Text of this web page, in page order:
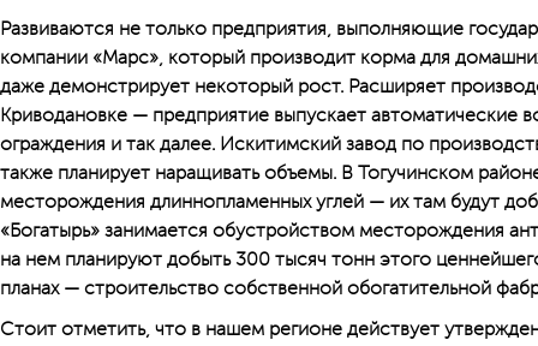
Развиваются не только предприятия, выполняющие
компании «Марс», который производит корма для
даже демонстрирует некоторый рост. Расширяет
Криводановке — предприятие выпускает автоматические
ограждения и так далее. Искитимский завод по
также планирует наращивать объемы. В Тогучинском
месторождения длиннопламенных углей — их там будут
«Богатырь» занимается обустройством месторождения
на нем планируют добыть 300 тысяч тонн этого
планах — строительство собственной обогатительной
Стоит отметить, что в нашем регионе действует